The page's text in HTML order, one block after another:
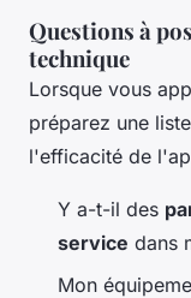
Questions à
technique
Lorsque vous
préparez une
l'efficacité de
Y a-t-il des
service dans
Mon